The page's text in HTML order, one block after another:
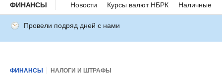
ФИНАНСЫ Новости Курсы валют НБРК Наличные
Провели подряд дней с нами
ФИНАНСЫ НАЛОГИ И ШТРАФЫ